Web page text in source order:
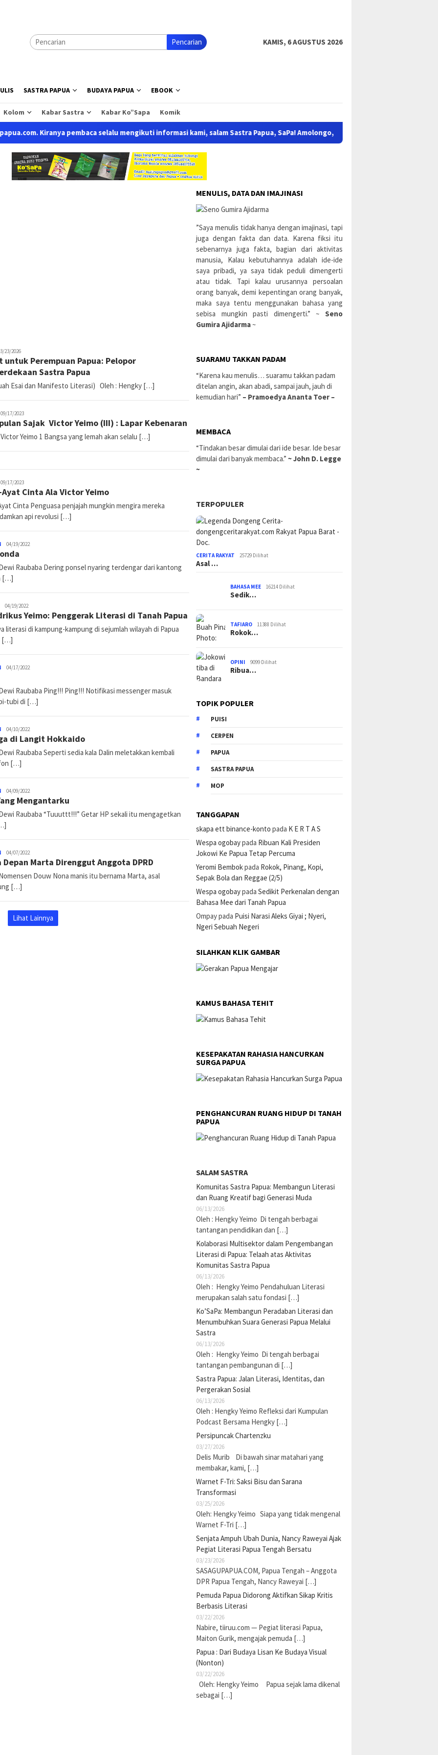
Pencarian KAMIS, 6 AGUSTUS 2026
SASTRA PAPUA BUDAYA PAPUA EBOOK
Kolom Kabar Sastra Kabar Ko”Sapa Komik
pembaca selalu mengikuti informasi kami, salam Sastra Papua, SaPa! Amolongo, Kinaonak, Nayaklak, Lauknya, Koya,
23/2026
untuk Perempuan Papua: Pelopor
Sastra Papua
Esai dan Manifesto Literasi) Oleh : Hengky […]
09/17/2023
Sajak Victor Yeimo (III) : Lapar Kebenaran
Yeimo 1 Bangsa yang lemah akan selalu […]
09/17/2023
Cinta Ala Victor Yeimo
Cinta Penguasa penjajah mungkin mengira mereka
api revolusi […]
Timo
Marten
04/19/2022
Raubaba Dering ponsel nyaring terdengar dari kantong
[…]
Pace
Ko'Sapa
04/19/2022
Yeimo: Penggerak Literasi di Tanah Papua
literasi di kampung-kampung di sejumlah wilayah di Papua
[…]
Timo
04/17/2022
Raubaba Ping!!! Ping!!! Notifikasi messenger masuk
tubi di […]
Timo
Marten
04/10/2022
di Langit Hokkaido
Raubaba Seperti sedia kala Dalin meletakkan kembali
[…]
Timo
Marten
04/09/2022
Mengantarku
Raubaba “Tuuuttt!!!” Getar HP sekali itu mengagetkan
Timo
Marten
04/07/2022
Depan Marta Direnggut Anggota DPRD
Douw Nona manis itu bernama Marta, asal
[…]
Lihat Lainnya
MENULIS, DATA DAN IMAJINASI
”Saya menulis tidak hanya dengan imajinasi, tapi
juga dengan fakta dan data. Karena fiksi itu
sebenarnya juga fakta, bagian dari aktivitas
manusia, Kalau kebutuhannya adalah ide-ide
saya pribadi, ya saya tidak peduli dimengerti
atau tidak. Tapi kalau urusannya persoalan
orang banyak, demi kepentingan orang banyak,
maka saya tentu menggunakan bahasa yang
sebisa mungkin pasti dimengerti.” ~ Seno
Gumira Ajidarma~
SUARAMU TAKKAN PADAM
“Karena kau menulis… suaramu takkan padam
ditelan angin, akan abadi, sampai jauh, jauh di
kemudian hari” – Pramoedya Ananta Toer –
MEMBACA
“Tindakan besar dimulai dari ide besar. Ide besar
dimulai dari banyak membaca.”~ John D. Legge
~
TERPOPULER
CERITA RAKYAT 25729 Dilihat
Asal …
BAHASA MEE 16214 Dilihat
Sedik…
TAFIARO 11388 Dilihat
Rokok…
OPINI 9099 Dilihat
Ribua…
TOPIK POPULER
PUISI
CERPEN
PAPUA
SASTRA PAPUA
MOP
TANGGAPAN
skapa ett binance-konto pada K E R T A S
Wespa ogobaypada Ribuan Kali Presiden
Jokowi Ke Papua Tetap Percuma
Yeromi Bembokpada Rokok, Pinang, Kopi,
Sepak Bola dan Reggae (2/5)
Wespa ogobaypadaSedikit Perkenalan dengan
Bahasa Mee dari Tanah Papua
Ompaypada Puisi Narasi Aleks Giyai ; Nyeri,
Ngeri Sebuah Negeri
SILAHKAN KLIK GAMBAR
KAMUS BAHASA TEHIT
KESEPAKATAN RAHASIA HANCURKAN
SURGA PAPUA
PENGHANCURAN RUANG HIDUP DI TANAH
PAPUA
SALAM SASTRA
Komunitas Sastra Papua: Membangun Literasi
dan Ruang Kreatif bagi Generasi Muda
06/13/2026
Oleh : Hengky Yeimo Di tengah berbagai
tantangan pendidikan dan […]
Kolaborasi Multisektor dalam Pengembangan
Literasi di Papua: Telaah atas Aktivitas
Komunitas Sastra Papua
06/13/2026
Oleh : Hengky Yeimo Pendahuluan Literasi
merupakan salah satu fondasi […]
Ko’SaPa: Membangun Peradaban Literasi dan
Menumbuhkan Suara Generasi Papua Melalui
Sastra
06/13/2026
Oleh : Hengky Yeimo Di tengah berbagai
tantangan pembangunan di […]
Sastra Papua: Jalan Literasi, Identitas, dan
Pergerakan Sosial
06/13/2026
Oleh : Hengky Yeimo Refleksi dari Kumpulan
Podcast Bersama Hengky […]
Persipuncak Chartenzku
03/27/2026
Delis Murib Di bawah sinar matahari yang
membakar, kami, […]
Warnet F-Tri: Saksi Bisu dan Sarana
Transformasi
03/25/2026
Oleh: Hengky Yeimo Siapa yang tidak mengenal
Warnet F-Tri […]
Senjata Ampuh Ubah Dunia, Nancy Raweyai Ajak
Pegiat Literasi Papua Tengah Bersatu
03/23/2026
SASAGUPAPUA.COM, Papua Tengah – Anggota
DPR Papua Tengah, Nancy Raweyai […]
Pemuda Papua Didorong Aktifkan Sikap Kritis
Berbasis Literasi
03/22/2026
Nabire, tiiruu.com — Pegiat literasi Papua,
Maiton Gurik, mengajak pemuda […]
Papua : Dari Budaya Lisan Ke Budaya Visual
(Nonton)
03/22/2026
Oleh: Hengky Yeimo Papua sejak lama dikenal
sebagai […]